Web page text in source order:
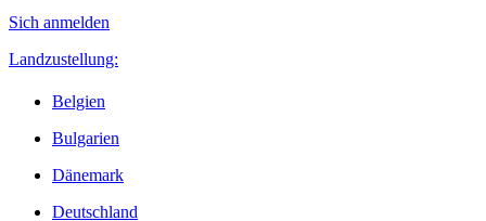
Sich anmelden
Landzustellung:
Belgien
Bulgarien
Dänemark
Deutschland